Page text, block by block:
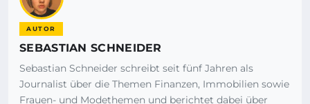
AUTOR
SEBASTIAN SCHNEIDER
Sebastian Schneider schreibt seit fünf Jahren als
Journalist über die Themen Finanzen, Immobilien sowie
Frauen- und Modethemen und berichtet dabei über